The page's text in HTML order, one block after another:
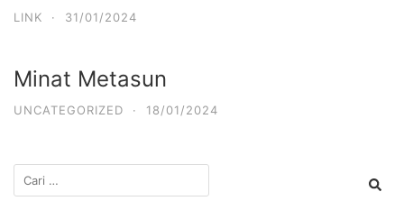
LINK · 31/01/2024
Minat Metasun
UNCATEGORIZED · 18/01/2024
Cari
untuk: